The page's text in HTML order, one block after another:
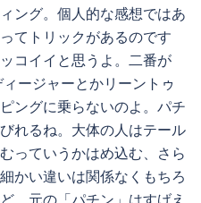
ング。個人的な感想ではあ
てトリックがあるのです
コイイと思うよ。二番が
ージャーとかリーントゥ
ングに乗らないのよ。パチ
れるね。大体の人はテール
っていうかはめ込む、さら
かい違いは関係なくもちろ
、元の「パチン」はすげえ